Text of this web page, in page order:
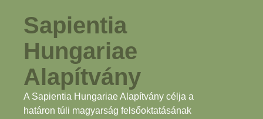
Sapientia
Hungariae
Alapítvány
A Sapientia Hungariae Alapítvány célja a
határon túli magyarság felsőoktatásának